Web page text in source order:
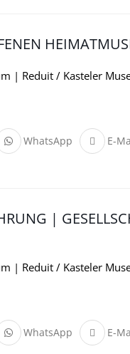
| Reduit / Kasteler
WhatsApp E-
|
| Reduit / Kasteler
WhatsApp E-